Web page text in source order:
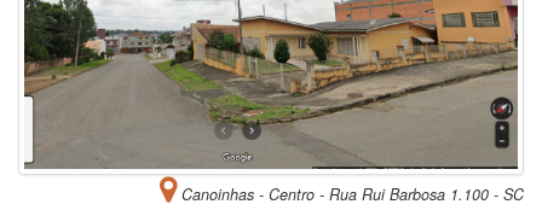
Canoinhas - Centro - Rua Rui Barbosa 1.100 - SC